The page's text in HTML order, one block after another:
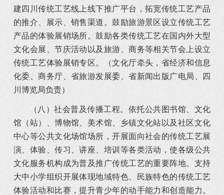
建四川传统工艺线上线下推广平台，拓宽传统工艺产品
的推介、展示、销售渠道。鼓励旅游景区设立传统工艺
产品的体验展销场所。鼓励各类传统工艺在国内外大型
文化会展、节庆活动以及旅游、商务等相关节会上设立
传统工艺体验展销专区。（文化厅牵头，省经济和信息
化委、商务厅、省旅游发展委、省新闻出版广电局、四
川博览局负责）
（八）社会普及传播工程。依托公共图书馆、文化
馆（站）、博物馆、美术馆、乡镇文化站以及社区文化
中心等公共文化场馆场所，开展面向社会的传统工艺展
演、体验、传习、讲座、培训等各类活动，使各级公共
文化服务机构成为普及推广传统工艺的重要阵地。支持
大中小学组织开展体现地域特色、民族特色的传统工艺
体验活动和比赛，提升青少年的动手能力和创造能力。